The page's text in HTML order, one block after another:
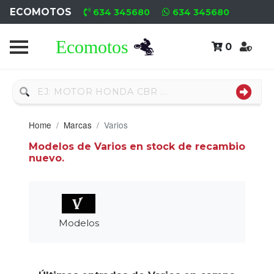
ECOMOTOS 634 345680 634 345680
0
Home
Usado
Neumáticos
Campa
Motores
Nuevos
Home Marcas Varios
Modelos de Varios en stock de recambio
nuevo.
Modelos